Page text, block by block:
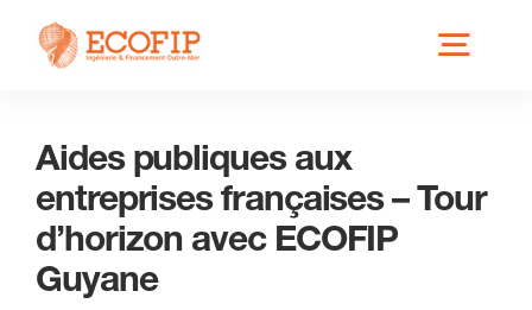
Skip
Qui est ECOFIP ?
Nos Services
Aides publiques aux
entreprises françaises – Tour
d’horizon avec ECOFIP
Guyane